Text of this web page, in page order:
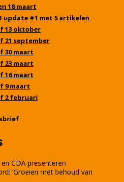
18 maart
update #1 met 5 artikelen
13 oktober
21 september
30 maart
23 maart
16 maart
9 maart
2 februari
CDA presenteren
‘Groeien met behoud van